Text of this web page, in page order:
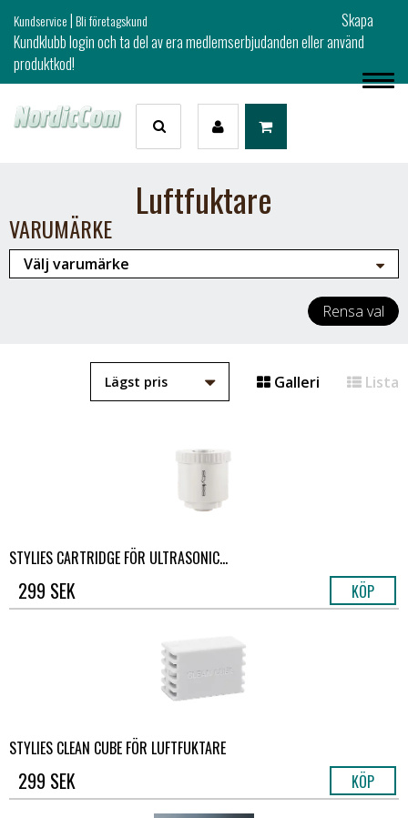
Kundservice|Bli företagskund
Skapa
Kundklubb login och ta del av era medlemserbjudanden eller använd
produktkod!
Luftfuktare
VARUMÄRKE
Rensa val
Galleri Lista
STYLIES CARTRIDGE FÖR ULTRASONIC...
299 SEK KÖP
STYLIES CLEAN CUBE FÖR LUFTFUKTARE
299 SEK KÖP